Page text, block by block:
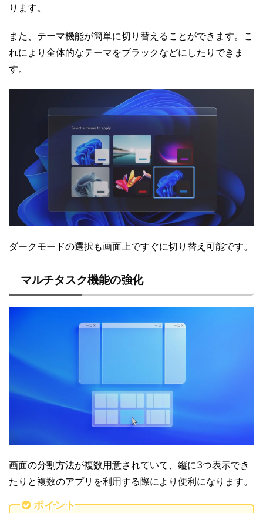
ります。
また、テーマ機能が簡単に切り替えることができます。こ
れにより全体的なテーマをブラックなどにしたりできま
す。
ダークモードの選択も画面上ですぐに切り替え可能です。
マルチタスク機能の強化
画面の分割方法が複数用意されていて、縦に3つ表示でき
たりと複数のアプリを利用する際により便利になります。
ポイント